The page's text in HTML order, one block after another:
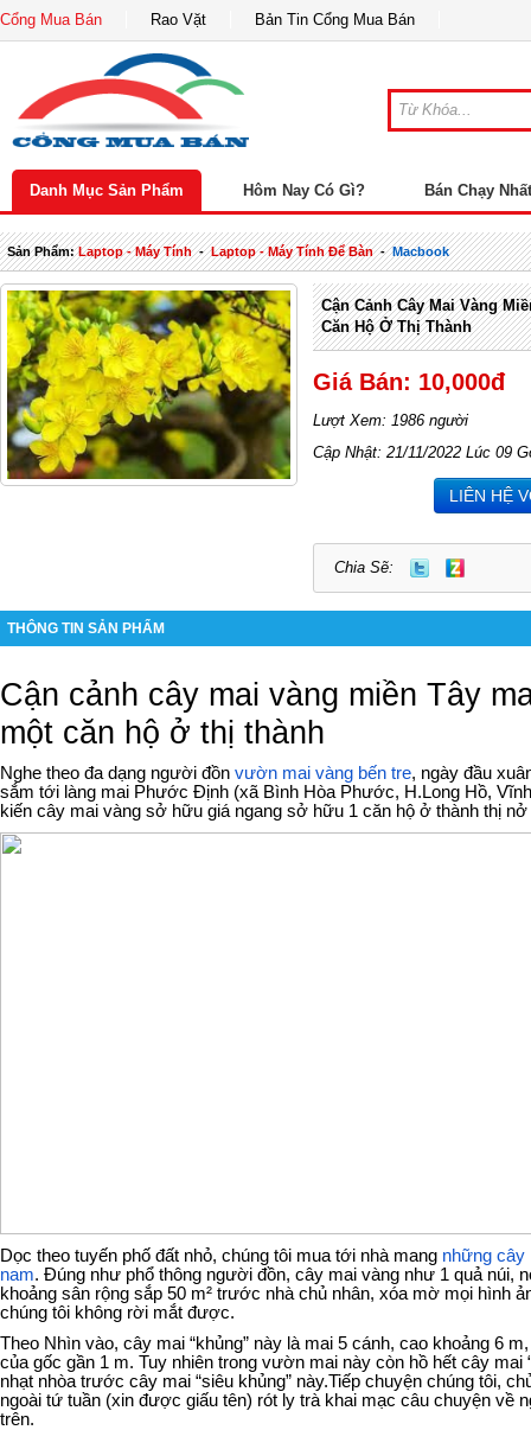
Cổng Mua Bán Rao Vặt Bản Tin Cổng Mua Bán
Danh Mục Sản Phẩm Hôm Nay Có Gì? Bán Chạy Nhất
Sản Phẩm:Laptop - Máy Tính-Laptop - Máy Tính Để Bàn-Macbook
Cận Cảnh Cây Mai Vàng
Căn Hộ Ở Thị Thành
Giá Bán: 10,000đ
Lượt Xem: 1986 người
Cập Nhật: 21/11/2022 Lúc 09
LIÊN HỆ
Chia Sẽ:
THÔNG TIN SẢN PHẨM
Cận cảnh cây mai vàng miền Tây
một căn hộ ở thị thành
Nghe theo đa dạng người đồn vườn mai vàng bến tre, ngày đầu
sắm tới làng mai Phước Định (xã Bình Hòa Phước, H.Long Hồ,
kiến cây mai vàng sở hữu giá ngang sở hữu 1 căn hộ ở thành thị
Dọc theo tuyến phố đất nhỏ, chúng tôi mua tới nhà mang những cây
nam. Đúng như phổ thông người đồn, cây mai vàng như 1 quả núi,
khoảng sân rộng sắp 50 m² trước nhà chủ nhân, xóa mờ mọi hình
chúng tôi không rời mắt được.
Theo Nhìn vào, cây mai “khủng” này là mai 5 cánh, cao khoảng 6
của gốc gần 1 m. Tuy nhiên trong vườn mai này còn hồ hết cây mai
nhạt nhòa trước cây mai “siêu khủng” này.Tiếp chuyện chúng tôi,
ngoài tứ tuần (xin được giấu tên) rót ly trà khai mạc câu chuyện về
trên.